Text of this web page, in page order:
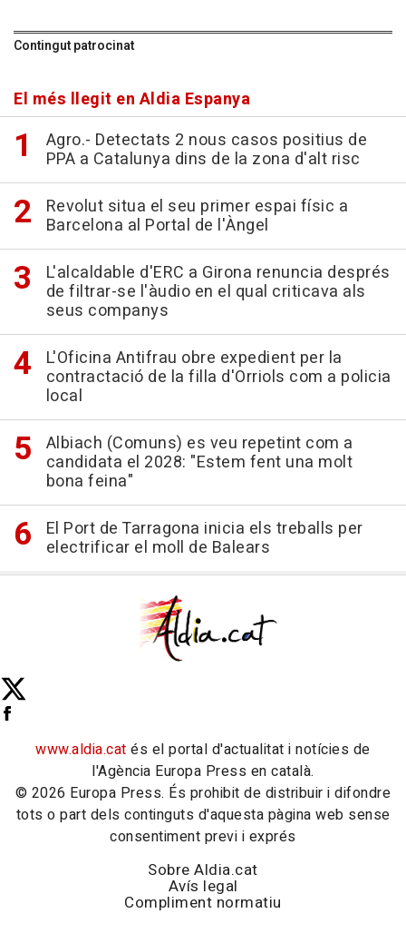
Contingut patrocinat
El més llegit en Aldia Espanya
Agro.- Detectats 2 nous casos positius de
PPA a Catalunya dins de la zona d'alt risc
Revolut situa el seu primer espai físic a
Barcelona al Portal de l'Àngel
L'alcaldable d'ERC a Girona renuncia després
de filtrar-se l'àudio en el qual criticava als
seus companys
L'Oficina Antifrau obre expedient per la
contractació de la filla d'Orriols com a policia
local
Albiach (Comuns) es veu repetint com a
candidata el 2028: "Estem fent una molt
bona feina"
El Port de Tarragona inicia els treballs per
electrificar el moll de Balears
www.aldia.cat és el portal d'actualitat i notícies de
l'Agència Europa Press en català.
© 2026 Europa Press. És prohibit de distribuir i difondre
tots o part dels continguts d'aquesta pàgina web sense
consentiment previ i exprés
Sobre Aldia.cat
Avís legal
Compliment normatiu